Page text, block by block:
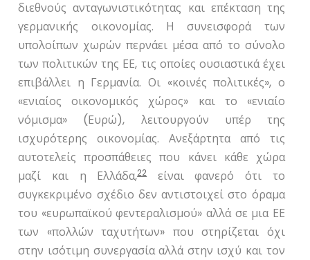
διεθνούς ανταγωνιστικότητας και επέκταση της
γερμανικής οικονομίας. Η συνεισφορά των
υπολοίπων χωρών περνάει μέσα από το σύνολο
των πολιτικών της ΕΕ, τις οποίες ουσιαστικά έχει
επιβάλλει η Γερμανία. Οι «κοινές πολιτικές», ο
«ενιαίος οικονομικός χώρος» και το «ενιαίο
νόμισμα» (Ευρώ), λειτουργούν υπέρ της
ισχυρότερης οικονομίας. Ανεξάρτητα από τις
αυτοτελείς προσπάθειες που κάνει κάθε χώρα
μαζί και η Ελλάδα,22είναι φανερό ότι το
συγκεκριμένο σχέδιο δεν αντιστοιχεί στο όραμα
του «ευρωπαϊκού φεντεραλισμού» αλλά σε μια ΕΕ
των «πολλών ταχυτήτων» που στηρίζεται όχι
στην ισότιμη συνεργασία αλλά στην ισχύ και τον